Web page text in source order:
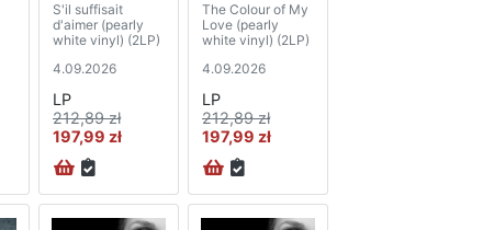
S'il suffisait
d'aimer (pearly
white vinyl) (2LP)
4.09.2026
LP
212,89 zł
197,99 zł
The Colour of My
Love (pearly
white vinyl) (2LP)
4.09.2026
LP
212,89 zł
197,99 zł